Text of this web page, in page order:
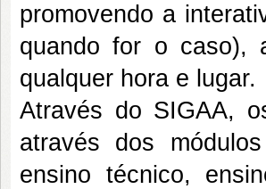
promovendo a
quando for o caso),
qualquer hora e lugar.
Através do SIGAA,
através dos
ensino técnico,